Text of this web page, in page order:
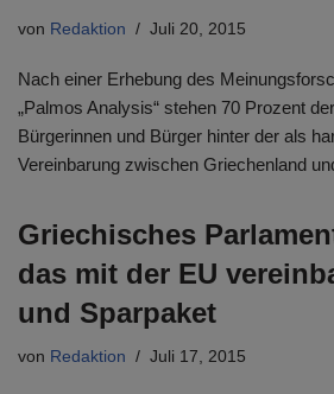
von Redaktion Juli 20, 2015
Nach einer Erhebung des
„Palmos Analysis“ stehen 70 Prozent
Bürgerinnen und Bürger hinter der als
Vereinbarung zwischen Griechenland
Griechisches
das mit der EU
und Sparpaket
von Redaktion Juli 17, 2015